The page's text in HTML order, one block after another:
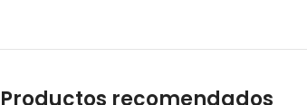
Productos recomendados